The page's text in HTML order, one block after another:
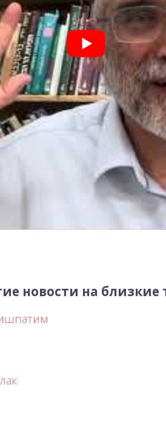
новости на близкие